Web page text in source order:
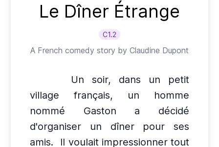
Le Dîner Étrange
C1.2
A French comedy story by Claudine Dupont
Un soir, dans un petit
village français, un homme
nommé Gaston a décidé
d'organiser un dîner pour ses
amis.
Il voulait impressionner tout